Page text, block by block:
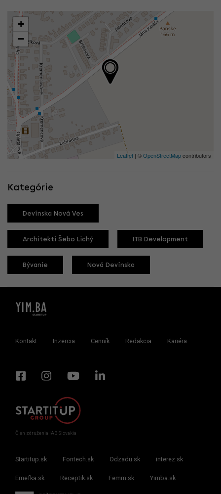
+
−
Leaflet | ©OpenStreetMapcontributors
Kategórie
Devínska Nová Ves
Architekti Šebo Lichý ITB Development
Bývanie Nová Devínska
Kontakt Inzercia Cenník Redakcia Kariéra
Člen združenia IAB Slovakia
Startitup.sk Fontech.sk Odzadu.sk interez.sk
Emefka.sk Receptik.sk Femm.sk Yimba.sk